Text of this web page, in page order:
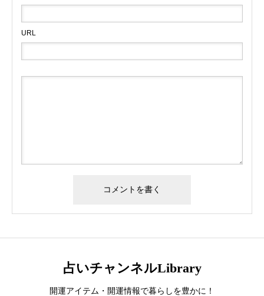
URL
占いチャンネルLibrary
開運アイテム・開運情報で暮らしを豊かに！